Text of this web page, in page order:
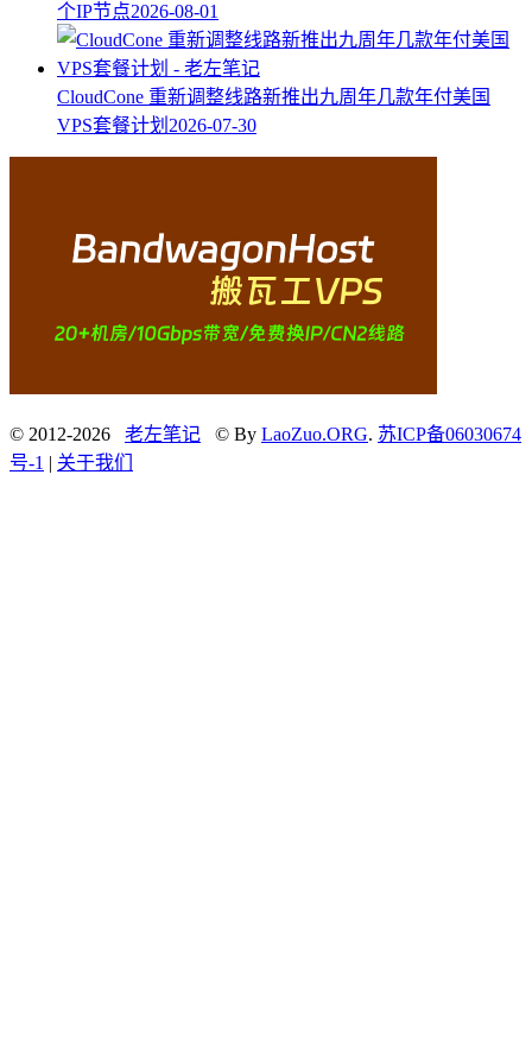
个IP节点2026-08-01
CloudCone 重新调整线路新推出九周年几款年付美国
VPS套餐计划 2026-07-30
© 2012-2026 老左笔记 © By LaoZuo.ORG. 苏ICP备06030674
号-1 | 关于我们